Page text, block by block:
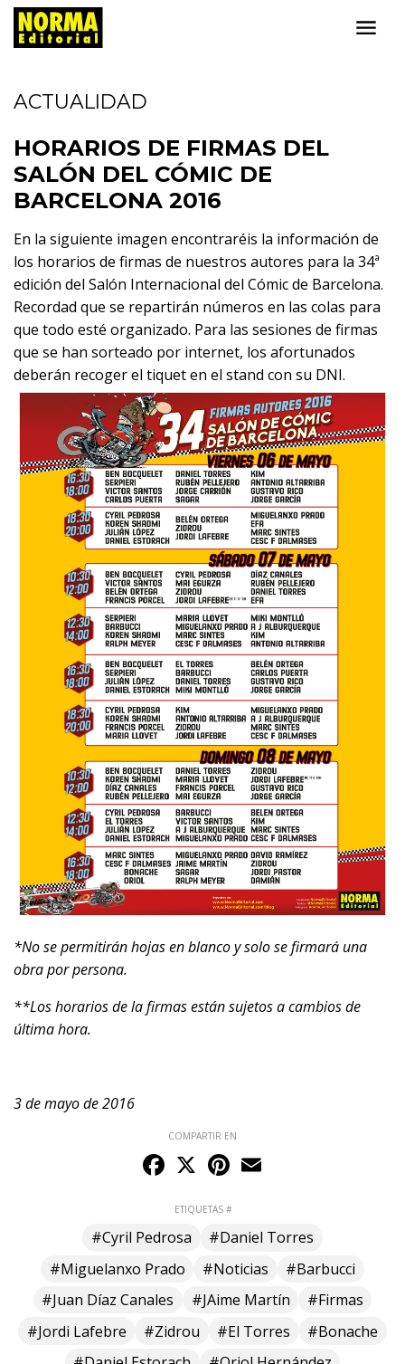
ACTUALIDAD
HORARIOS DE FIRMAS DEL
SALÓN DEL CÓMIC DE
BARCELONA 2016
En la siguiente imagen encontraréis la información de
los horarios de firmas de nuestros autores para la 34ª
edición del Salón Internacional del Cómic de Barcelona.
Recordad que se repartirán números en las colas para
que todo esté organizado. Para las sesiones de firmas
que se han sorteado por internet, los afortunados
deberán recoger el tiquet en el stand con su DNI.
*No se permitirán hojas en blanco y solo se firmará una
obra por persona.
**Los horarios de la firmas están sujetos a cambios de
última hora.
3 de mayo de 2016
COMPARTIR EN
Facebook
X Pinterest
ETIQUETAS #
#Cyril Pedrosa
#Daniel Torres
#Miguelanxo Prado
#Noticias
#Barbucci
#Juan Díaz Canales
#JAime Martín
#Firmas
#Jordi Lafebre
#Zidrou #El Torres
#Bonache